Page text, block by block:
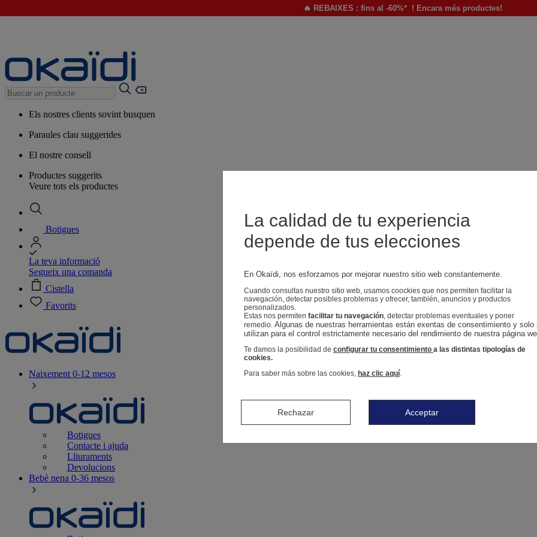
🔥 REBAIXES : fins al -60%* ! Encara més productes!
Els nostres clients sovint busquen
Paraules clau suggerides
El nostre consell
Productes suggerits
Veure tots els productes
Botigues
La teva informació
Segueix una comanda
Cistella
Favorits
Naixement 0-12 mesos
Botigues
Contacte i ajuda
Lliuraments
Devolucions
Bebè nena 0-36 mesos
La calidad de tu experiencia
depende de tus elecciones
En Okaïdi, nos esforzamos por mejorar nuestro sitio web constantemente.
Cuando consultas nuestro sitio web, usamos coockies que nos permiten facilitar la
navegación, detectar posibles problemas y ofrecer, también, anuncios y productos
personalizados.
Estas nos permiten facilitar tu navegación, detectar problemas eventuales y poner
remedio. Algunas de nuestras herramientas están exentas de consentimiento y solo
utilizan para el control estrictamente necesario del rendimiento de nuestra página
Te damos la posibilidad de configurar tu consentimiento a las distintas tipologías de
cookies.
Para saber más sobre las cookies, haz clic aquí.
Rechazar Acceptar